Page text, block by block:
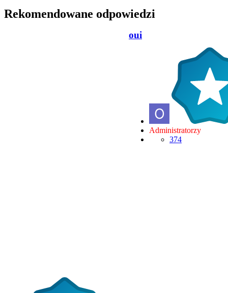
Rekomendowane odpowiedzi
oui
Administratorzy
374